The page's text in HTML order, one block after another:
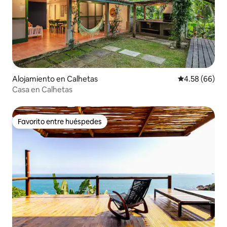
Alojamiento en Calhetas Calificación
4.58 (66)
Casa en Calhetas
Favorito entre huéspedes
Favorito entre huéspedes